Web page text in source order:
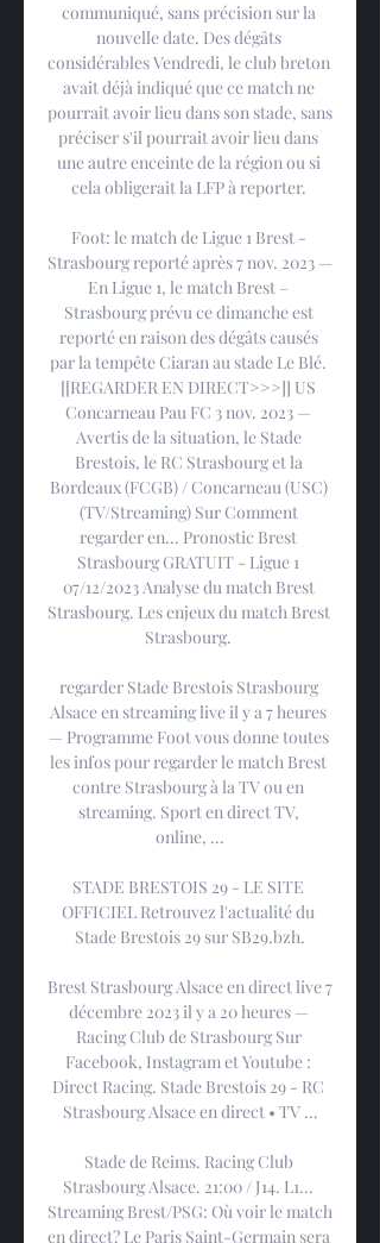
communiqué, sans précision sur la
nouvelle date. Des dégâts
considérables Vendredi, le club breton
avait déjà indiqué que ce match ne
pourrait avoir lieu dans son stade, sans
préciser s'il pourrait avoir lieu dans
une autre enceinte de la région ou si
cela obligerait la LFP à reporter.
Foot: le match de Ligue 1 Brest -
Strasbourg reporté après 7 nov. 2023 —
En Ligue 1, le match Brest –
Strasbourg prévu ce dimanche est
reporté en raison des dégâts causés
par la tempête Ciaran au stade Le Blé.
[[REGARDER EN DIRECT>>>]] US
Concarneau Pau FC 3 nov. 2023 —
Avertis de la situation, le Stade
Brestois, le RC Strasbourg et la
Bordeaux (FCGB) / Concarneau (USC)
(TV/Streaming) Sur Comment
regarder en... Pronostic Brest
Strasbourg GRATUIT - Ligue 1
07/12/2023 Analyse du match Brest
Strasbourg. Les enjeux du match Brest
Strasbourg.
regarder Stade Brestois Strasbourg
Alsace en streaming live il y a 7 heures
— Programme Foot vous donne toutes
les infos pour regarder le match Brest
contre Strasbourg à la TV ou en
streaming. Sport en direct TV,
online, ...
STADE BRESTOIS 29 - LE SITE
OFFICIEL Retrouvez l'actualité du
Stade Brestois 29 sur SB29.bzh.
Brest Strasbourg Alsace en direct live 7
décembre 2023 il y a 20 heures —
Racing Club de Strasbourg Sur
Facebook, Instagram et Youtube :
Direct Racing. Stade Brestois 29 - RC
Strasbourg Alsace en direct • TV ...
Stade de Reims. Racing Club
Strasbourg Alsace. 21:00 / J14. L1...
Streaming Brest/PSG: Où voir le match
en direct? Le Paris Saint-Germain sera